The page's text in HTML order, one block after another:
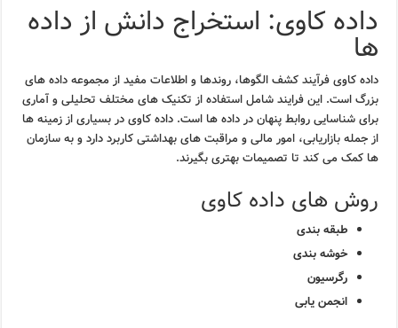
داده کاوی: استخراج دانش از داده
ها
داده کاوی فرآیند کشف الگوها، روندها و اطلاعات مفید از مجموعه داده های
بزرگ است. این فرایند شامل استفاده از تکنیک های مختلف تحلیلی و آماری
برای شناسایی روابط پنهان در داده ها است. داده کاوی در بسیاری از زمینه ها
از جمله بازاریابی، امور مالی و مراقبت های بهداشتی کاربرد دارد و به سازمان
ها کمک می کند تا تصمیمات بهتری بگیرند.
روش های داده کاوی
طبقه بندی
خوشه بندی
رگرسیون
انجمن یابی